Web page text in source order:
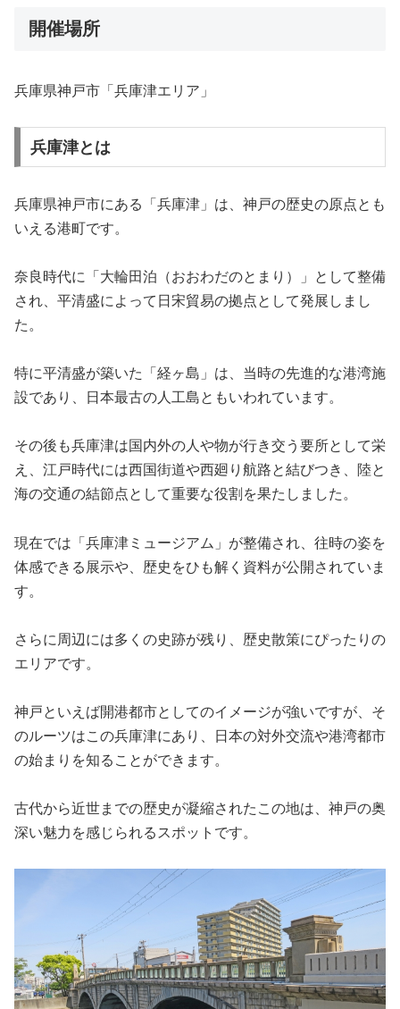
開催場所
兵庫県神戸市「兵庫津エリア」
兵庫津とは
兵庫県神戸市にある「兵庫津」は、神戸の歴史の原点とも
いえる港町です。
奈良時代に「大輪田泊（おおわだのとまり）」として整備
され、平清盛によって日宋貿易の拠点として発展しまし
た。
特に平清盛が築いた「経ヶ島」は、当時の先進的な港湾施
設であり、日本最古の人工島ともいわれています。
その後も兵庫津は国内外の人や物が行き交う要所として栄
え、江戸時代には西国街道や西廻り航路と結びつき、陸と
海の交通の結節点として重要な役割を果たしました。
現在では「兵庫津ミュージアム」が整備され、往時の姿を
体感できる展示や、歴史をひも解く資料が公開されていま
す。
さらに周辺には多くの史跡が残り、歴史散策にぴったりの
エリアです。
神戸といえば開港都市としてのイメージが強いですが、そ
のルーツはこの兵庫津にあり、日本の対外交流や港湾都市
の始まりを知ることができます。
古代から近世までの歴史が凝縮されたこの地は、神戸の奥
深い魅力を感じられるスポットです。